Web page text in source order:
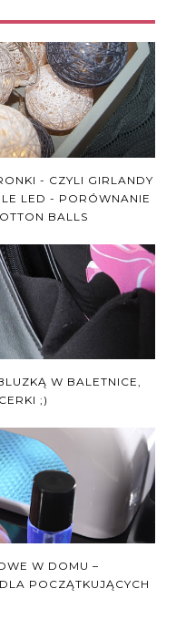
- CZYLI GIRLANDY
LED - PORÓWNANIE
BALLS
W BALETNICE,
;)
W DOMU –
POCZĄTKUJĄCYCH